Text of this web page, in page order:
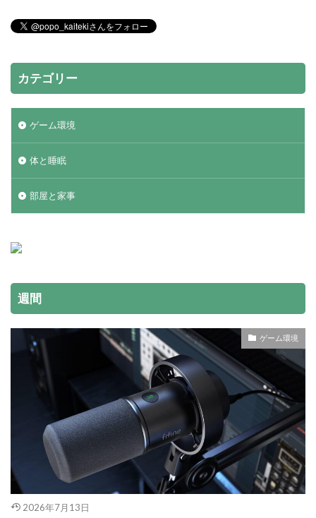
カテゴリー
ゲーム環境
体と睡眠
部屋と家事
週間
ゲーム環境
2026年7月13日